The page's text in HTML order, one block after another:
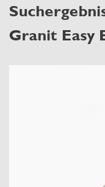
Granit Easy